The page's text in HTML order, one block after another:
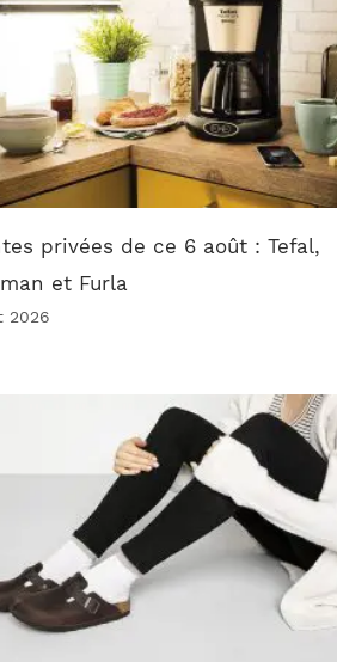
privées de ce 6 août : Tefal,
et Furla
2026